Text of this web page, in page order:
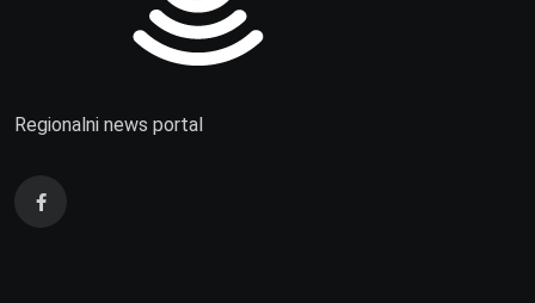
Regionalni news portal